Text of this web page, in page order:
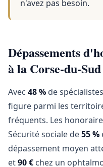
n'avez pas besoin.
Dépassements
à la Corse-du-Sud
Avec 48 % de
figure parmi les
fréquents. Les
Sécurité sociale de55 %
dépassement moyen
et90 € chez un